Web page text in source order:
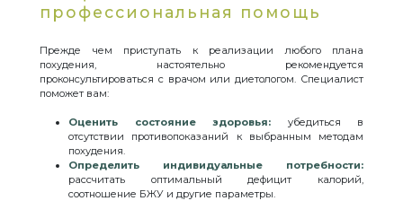
профессиональная помощь
Прежде чем приступать к реализации любого плана
похудения, настоятельно рекомендуется
проконсультироваться с врачом или диетологом. Специалист
поможет вам:
Оценить состояние здоровья: убедиться в
отсутствии противопоказаний к выбранным методам
похудения.
Определить индивидуальные потребности:
рассчитать оптимальный дефицит калорий,
соотношение БЖУ и другие параметры.